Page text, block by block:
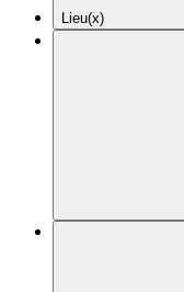
Lieu(x)